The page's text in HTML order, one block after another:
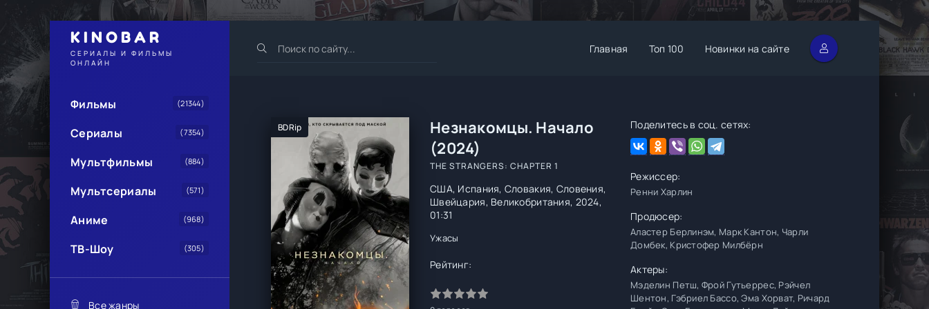
KINOBAR
СЕРИАЛЫ И ФИЛЬМЫ
ОНЛАЙН
Главная Топ 100 Новинки на сайте
Фильмы (21344)
Сериалы (7354)
Мультфильмы (884)
Мультсериалы (571)
Аниме (968)
ТВ-Шоу (305)
Все жанры
BDRip
Незнакомцы. Начало
(2024)
THE STRANGERS: CHAPTER 1
США, Испания, Словакия, Словения,
Швейцария, Великобритания, 2024,
01:31
Ужасы
Рейтинг:
Поделитесь в соц. сетях:
Режиссер:
Ренни Харлин
Продюсер:
Аластер Берлинэм, Марк Кантон, Чарли
Домбек, Кристофер Милбёрн
Актеры:
Мэделин Петш, Фрой Гутьеррес, Рэйчел
Шентон, Гэбриел Бассо, Эма Хорват, Ричард